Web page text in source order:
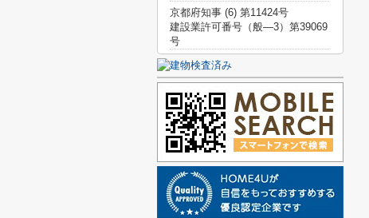
京都府知事 (6) 第11424号
建設業許可番号（般―3）第39069
号